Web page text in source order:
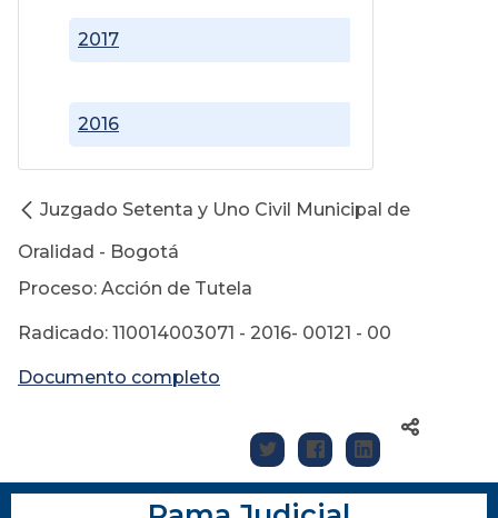
2016
2017
Juzgado Setenta y Uno Civil Municipal de
Oralidad - Bogotá
Proceso: Acción de Tutela
Radicado: 110014003071 - 2016- 00121 - 00
Documento completo